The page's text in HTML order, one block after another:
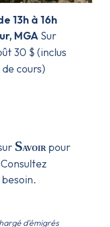
13h à 16h
MGA Sur
30 $ (inclus
cours)
Savoir pour
d'émigrés